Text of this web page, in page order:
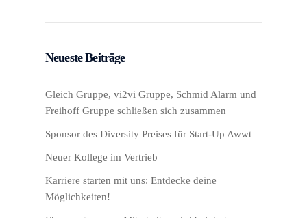
Neueste Beiträge
Gleich Gruppe, vi2vi Gruppe, Schmid Alarm und
Freihoff Gruppe schließen sich zusammen
Sponsor des Diversity Preises für Start-Up Awwt
Neuer Kollege im Vertrieb
Karriere starten mit uns: Entdecke deine
Möglichkeiten!